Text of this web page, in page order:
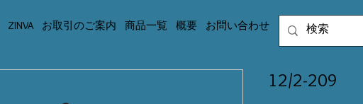
ZINVA お取引のご案内 商品一覧 概要 お問い合わせ
12/2-209